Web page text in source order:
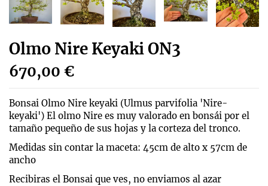
Olmo Nire Keyaki ON3
670,00 €
Bonsai Olmo Nire keyaki (Ulmus parvifolia 'Nire-
keyaki') El olmo Nire es muy valorado en bonsái por el
tamaño pequeño de sus hojas y la corteza del tronco.
Medidas sin contar la maceta: 45cm de alto x 57cm de
ancho
Recibiras el Bonsai que ves, no enviamos al azar